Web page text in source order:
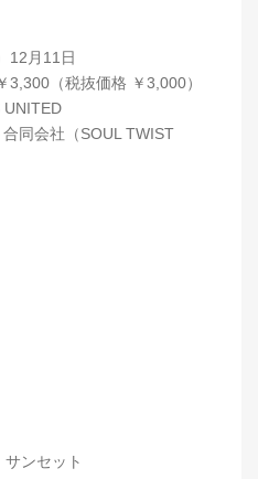
12月11日
（税抜価格 ￥3,000）
UNITED
同会社（SOUL TWIST
ンセット